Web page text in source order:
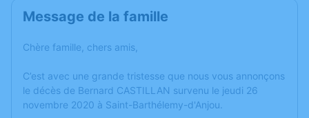
Message de la famille
Chère famille, chers amis,
C’est avec une grande tristesse que nous vous annonçons
le décès de Bernard CASTILLAN survenu le jeudi 26
novembre 2020 à Saint-Barthélemy-d'Anjou.